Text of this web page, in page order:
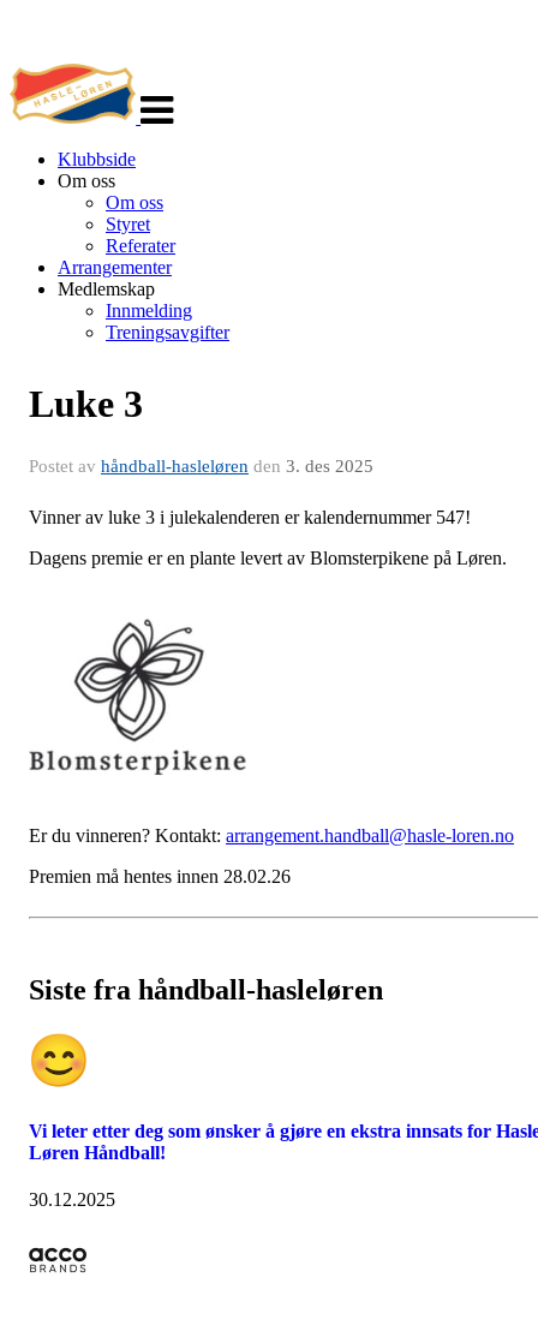
navigasjon
Klubbside
Om oss
Om oss
Styret
Referater
Arrangementer
Medlemskap
Innmelding
Treningsavgifter
Luke 3
Postet av håndball-hasleløren den 3. des 2025
Vinner av luke 3 i julekalenderen er kalendernummer 547!
Dagens premie er en plante levert av Blomsterpikene på Løren.
Er du vinneren? Kontakt: arrangement.handball@hasle-loren.no
Premien må hentes innen 28.02.26
Siste fra håndball-hasleløren
Vi leter etter deg som ønsker å gjøre en ekstra innsats for
Løren Håndball!
30.12.2025